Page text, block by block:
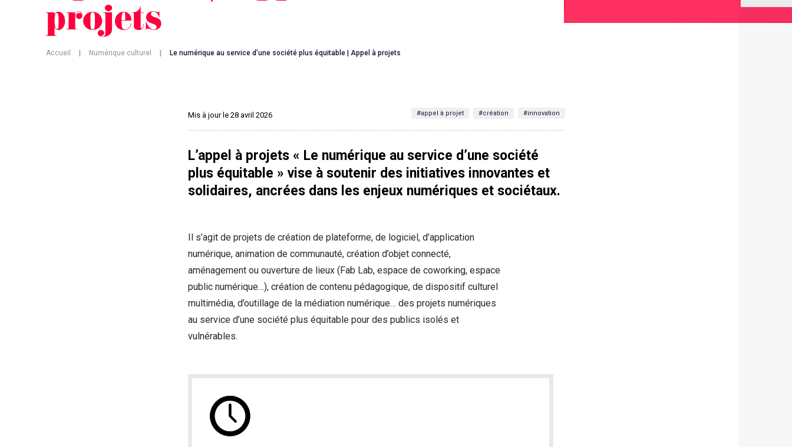
projets
Accueil Numérique culturel Le numérique au service d’une société plus équitable | Appel à projets
Mis à jour le 28 avril 2026 #appel à projet #création #innovation
L’appel à projets « Le numérique au service d’une société
plus équitable » vise à soutenir des initiatives innovantes et
solidaires, ancrées dans les enjeux numériques et sociétaux.
Il s’agit de projets de création de plateforme, de logiciel, d’application
numérique, animation de communauté, création d’objet connecté,
aménagement ou ouverture de lieux (Fab Lab, espace de coworking, espace
public numérique…), création de contenu pédagogique, de dispositif culturel
multimédia, d’outillage de la médiation numérique… des projets numériques
au service d’une société plus équitable pour des publics isolés et
vulnérables.